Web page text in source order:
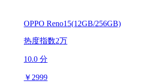
OPPO Reno15(12GB/256GB)
热度指数2万
10.0 分
￥ 2999